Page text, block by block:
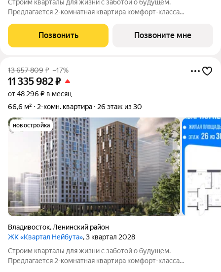
Строим кварталы для жизни с заботой о будущем.
Предлагается 2-комнатная квартира комфорт-класса
на 10-м этаже, в жилом комплексе "Квартал
Нейбута".Выбирайте свое место для счастливой жизни:
Позвонить Позвоните мне
13 657 809₽ –17%
11 335 982₽
от 48 296 ₽ в месяц
66,6 м²
2-комн. квартира 26 этаж из 30
новостройка
Владивосток, Ленинский район
ЖК «Квартал Нейбута», 3 квартал 2028
Строим кварталы для жизни с заботой о будущем.
Предлагается 2-комнатная квартира комфорт-класса